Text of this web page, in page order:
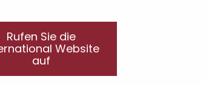
Rufen Sie die
Website
auf
flüssige und samtige Texturformel, die
zu reduzieren. Bewahren Sie die